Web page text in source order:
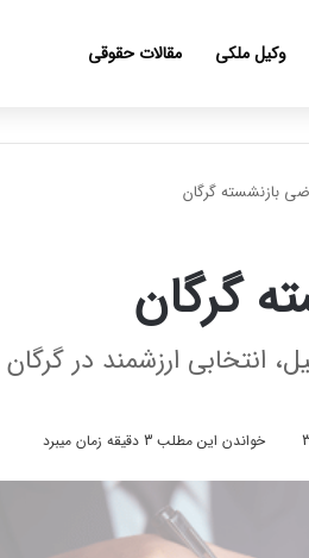
وکیل ملکی مقالات حقوقی
بازنشسته گرگان
گرگان
انتخابی ارزشمند در گرگان
خواندن این مطلب 3 دقیقه زمان میبرد